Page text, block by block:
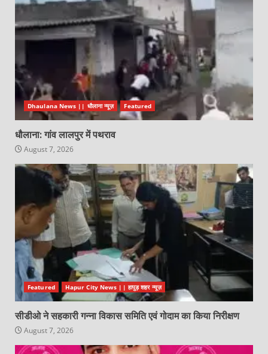
Dhaulana News || धौलाना न्यूज़ Featured
धौलाना: गांव लालपुर में पथराव
August 7, 2026
Featured Hapur City News || हापुड़ शहर न्यूज़
सीडीओ ने सहकारी गन्ना विकास समिति एवं गोदाम का किया निरीक्षण
August 7, 2026